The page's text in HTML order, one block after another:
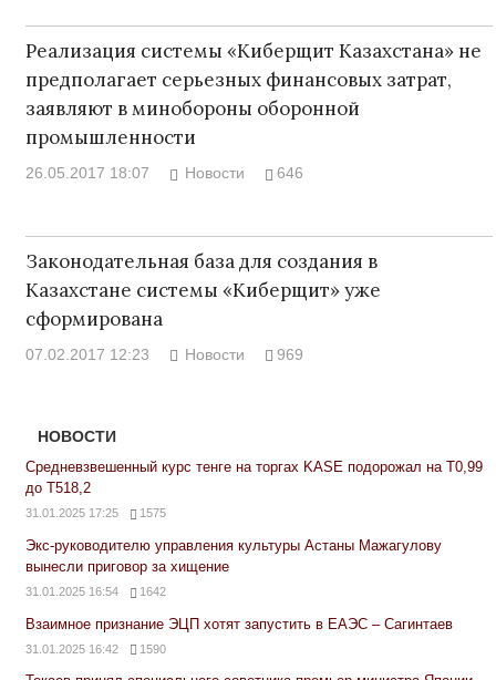
Реализация системы «Киберщит Казахстана» не
предполагает серьезных финансовых затрат,
заявляют в минобороны оборонной
промышленности
26.05.2017 18:07 Новости 646
Законодательная база для создания в
Казахстане системы «Киберщит» уже
сформирована
07.02.2017 12:23 Новости 969
НОВОСТИ
Средневзвешенный курс тенге на торгах KASE подорожал на Т0,99
до Т518,2
31.01.2025 17:25 1575
Экс-руководителю управления культуры Астаны Мажагулову
вынесли приговор за хищение
31.01.2025 16:54 1642
Взаимное признание ЭЦП хотят запустить в ЕАЭС – Сагинтаев
31.01.2025 16:42 1590